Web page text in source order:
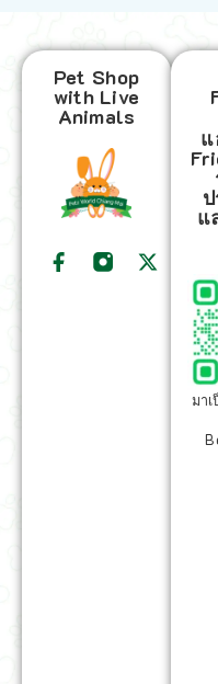
Pet Shop
with Live
Animals
แ
แ
มา